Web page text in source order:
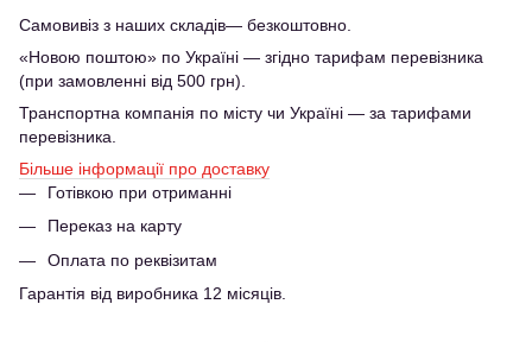
Самовивіз з наших складів— безкоштовно.
«Новою поштою» по Україні — згідно тарифам перевізника
(при замовленні від 500 грн).
Транспортна компанія по місту чи Україні — за тарифами
перевізника.
Більше інформації про доставку
Готівкою при отриманні
Переказ на карту
Оплата по реквізитам
Гарантія від виробника 12 місяців.